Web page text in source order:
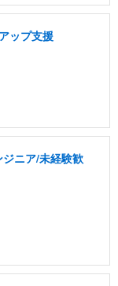
ップ支援
ニア/未経験歓